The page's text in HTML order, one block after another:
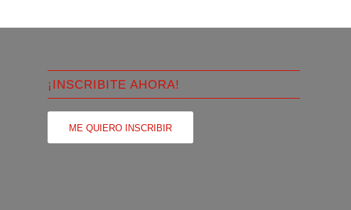
¡INSCRIBITE AHORA!
ME QUIERO INSCRIBIR